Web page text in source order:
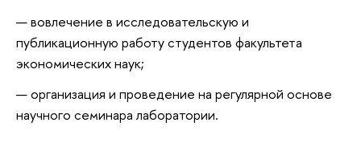
вовлечение в исследовательскую и
публикационную работу студентов факультета
экономических наук;
организация и проведение на регулярной основе
научного семинара лаборатории.